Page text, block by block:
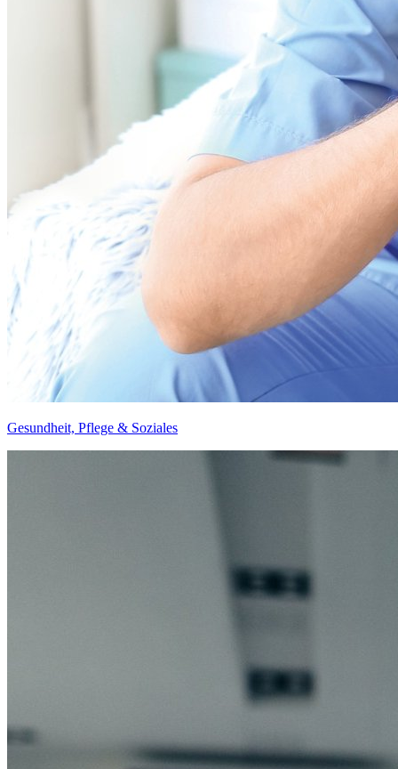
Gesundheit, Pflege & Soziales